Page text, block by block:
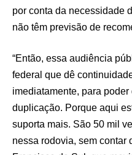
por conta da necessidade
não têm previsão de
“Então, essa audiência
federal que dê
imediatamente, para
duplicação. Porque aqui
suporta mais. São 50 mil
nessa rodovia, sem contar